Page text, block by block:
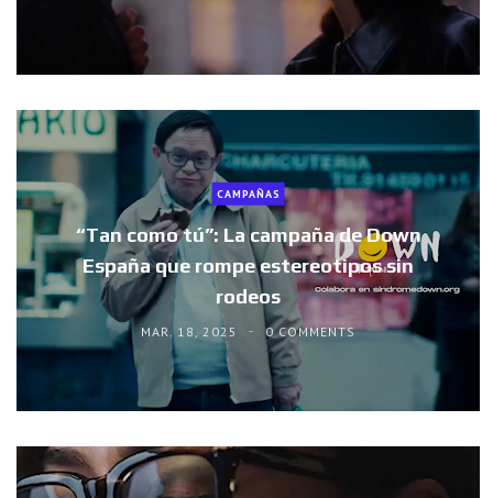
CAMPAÑAS
“Tan como tú”: La campaña de Down
España que rompe estereotipos sin
rodeos
MAR. 18, 2025 0 COMMENTS